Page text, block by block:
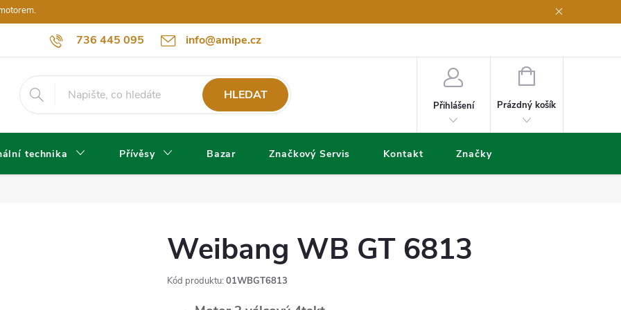
736 445 095 info@amipe.cz
HLEDAT
Přihlášení
NÁKUPNÍ
Prázdný košík
technika Přívěsy Bazar Značkový Servis Kontakt Značky
Weibang WB GT 6813
Kód produktu: 01WBGT6813